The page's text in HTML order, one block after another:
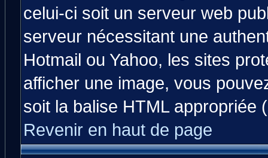
celui-ci soit un serveur web
serveur nécessitant une
Hotmail ou Yahoo, les sites
afficher une image, vous
soit la balise HTML appropriée
Revenir en haut de page